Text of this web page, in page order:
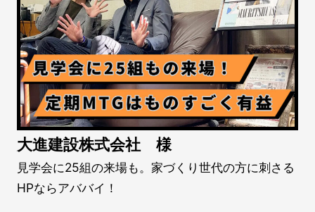
大進建設株式会社 様
見学会に25組の来場も。家づくり世代の方に刺さる
HPならアババイ！